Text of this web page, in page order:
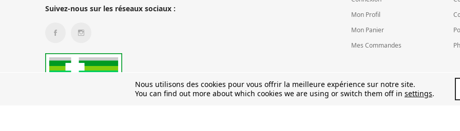
Suivez-nous sur les réseaux sociaux :
Mon Profil
Mon Panier
Mes Commandes
Nous utilisons des cookies pour vous offrir la meilleure expérience sur notre site.
You can find out more about which cookies we are using or switch them off in settings.